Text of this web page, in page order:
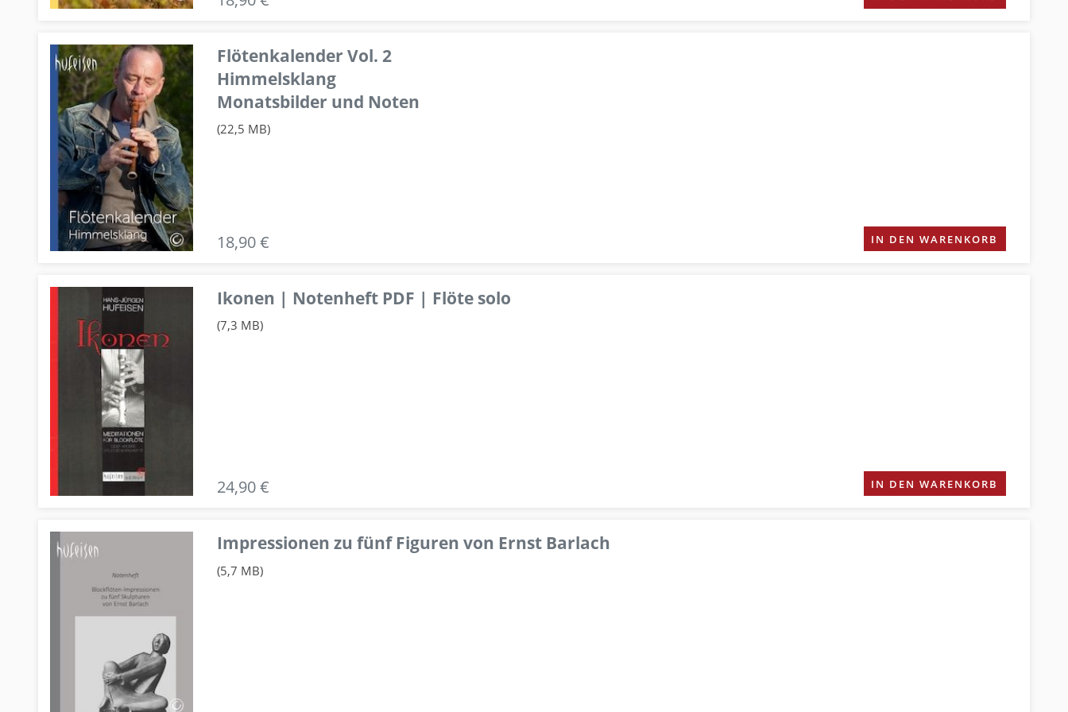
Flötenkalender Vol. 2
Himmelsklang
Monatsbilder und Noten
(22,5 MB)
18,90 € IN DEN WARENKORB
Ikonen | Notenheft PDF | Flöte solo
(7,3 MB)
24,90 € IN DEN WARENKORB
Impressionen zu fünf Figuren von Ernst Barlach
(5,7 MB)